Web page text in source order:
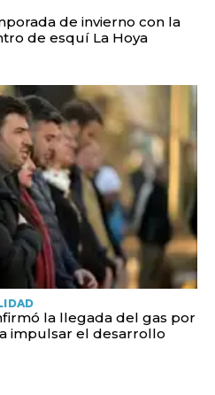
de invierno con la
de esquí La Hoya
la llegada del gas por
impulsar el desarrollo